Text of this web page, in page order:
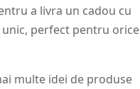
a livra un cadou cu
perfect pentru orice
multe idei de produse